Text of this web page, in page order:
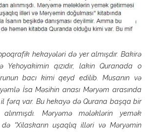
hekayələri də yer almışdır. Bakirə
Yehoyakimin qızıdır, lakin Quranada o
bacı kimi qeyd edilib. Musanın və
İsa Məsihin anası Məryəm arasında
fərq var. Bu hekayə də Qurana başqa bir
Məryəmə mələklərin yemək
“Xilaskarın uşaqlıq illəri və Məryəmin